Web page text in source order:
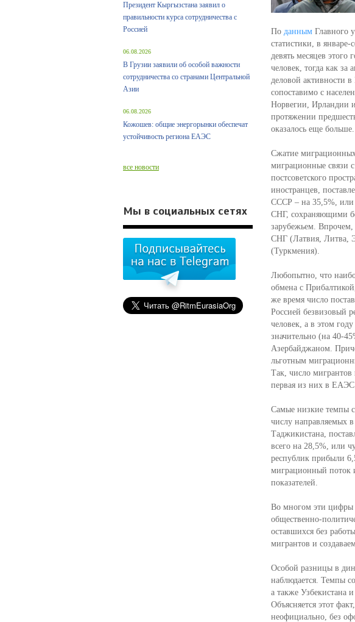
По даннымГлавного
статистики, в
девять месяцев
человек, тогда как за
деловой активности
сопоставимо с
Норвегии, Ирландии
протяжении
оказалось еще больше.
Сжатие
миграционные связи
постсоветского
иностранцев,
СССР – на 35,5%, или
СНГ, сохраняющими
зарубежьем. Впрочем,
СНГ (Латвия, Литва,
(Туркмения).
Любопытно, что
обмена с
же время число
Россией безвизовый
человек, а в этом
значительно (на 40-
Азербайджаном.
льготным
Так, число
первая из них в ЕАЭС
Самые низкие темпы
числу направляемых
Таджикистана,
всего на 28,5%, или
республик прибыли
миграционный поток
показателей.
Во многом эти цифры
общественно-
оставшихся без
мигрантов и
Особой разницы в
наблюдается. Темпы
а также Узбекистана
Объясняется этот
неофициально, без
Президент Кыргызстана заявил о
правильности курса сотрудничества с
Россией
06.08.2026
В Грузии заявили об особой важности
сотрудничества со странами Центральной
Азии
06.08.2026
Кожошев: общие энергорынки обеспечат
устойчивость региона ЕАЭС
все новости
Мы в социальных сетях